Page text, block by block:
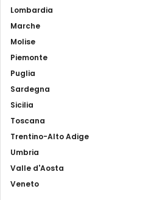
Lombardia
Marche
Molise
Piemonte
Puglia
Sardegna
Sicilia
Toscana
Trentino-Alto Adige
Umbria
Valle d'Aosta
Veneto